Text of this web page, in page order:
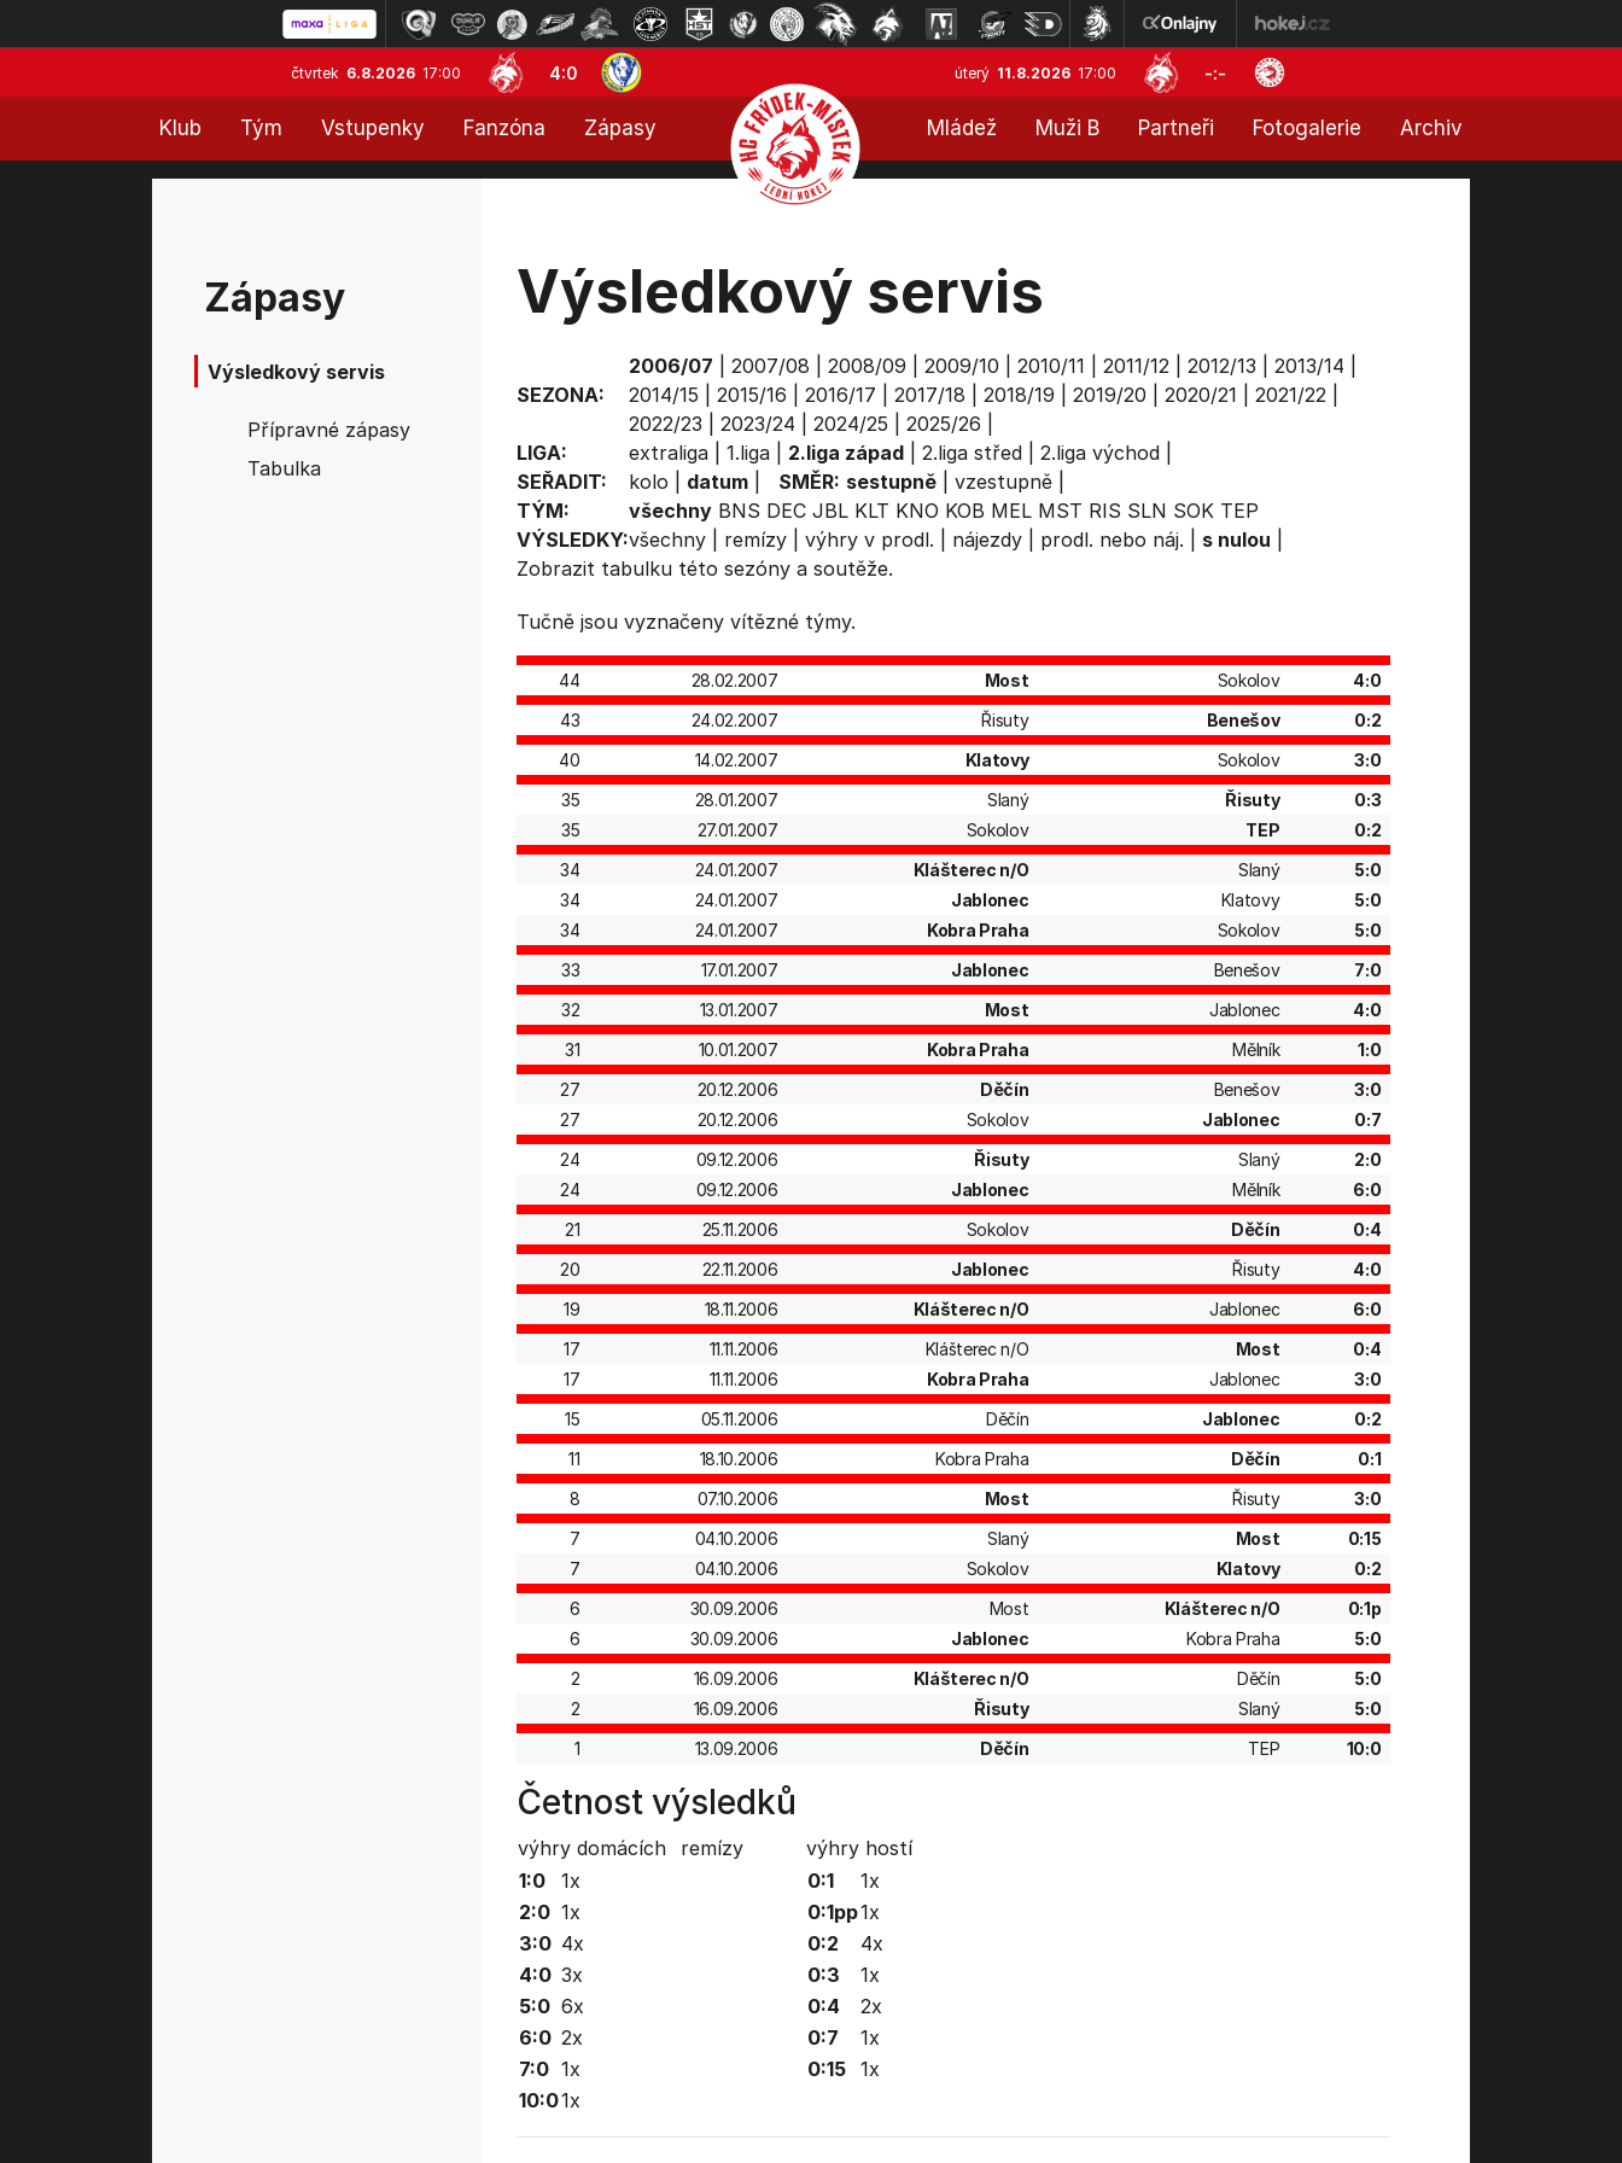
čtvrtek 6.8.2026 17:00 4:0 úterý 11.8.2026 17:00 -:-
Klub Tým Vstupenky Fanzóna Zápasy Mládež Muži B Partneři Fotogalerie Archiv
Zápasy
Výsledkový servis
Přípravné zápasy
Tabulka
Výsledkový servis
SEZONA:
2006/07 2007/08 2008/09 2009/10 2010/11 2011/12| 2012/13 2013/14
2014/15
2015/16 2016/17 2017/18 2018/19 2019/20 2020/21 2021/22|
2022/23
2023/24 2024/25 2025/26
LIGA:
extraliga| 1.liga| 2.liga západ| 2.liga střed| 2.liga východ|
SEŘADIT:
kolo datum| SMĚR: sestupně| vzestupně|
TÝM:
všechny BNS DEC JBL KLT KNO KOB MEL MST RIS SLN SOK TEP
VÝSLEDKY:všechny| remízy| výhry v prodl. nájezdy| prodl. nebo náj. s nulou
Zobrazit tabulkutéto sezóny a soutěže.
Tučně jsou vyznačeny vítězné týmy.
44 28.02.2007 Most Sokolov
4:0
43
24.02.2007 Řisuty Benešov
0:2
40
14.02.2007 Klatovy Sokolov
3:0
35
28.01.2007 Slaný Řisuty
0:3
35
27.01.2007 Sokolov TEP
0:2
34
24.01.2007 Klášterec n/O Slaný
5:0
34
24.01.2007 Jablonec Klatovy
5:0
34
24.01.2007 Kobra Praha Sokolov
5:0
33
17.01.2007 Jablonec Benešov
7:0
32
13.01.2007 Most Jablonec
4:0
31
10.01.2007 Kobra Praha Mělník
1:0
27
20.12.2006 Děčín Benešov
3:0
27
20.12.2006 Sokolov Jablonec
0:7
24
09.12.2006 Řisuty Slaný
2:0
24
09.12.2006 Jablonec Mělník
6:0
21
25.11.2006 Sokolov Děčín
0:4
20
22.11.2006 Jablonec Řisuty
4:0
19
18.11.2006 Klášterec n/O Jablonec
6:0
17
11.11.2006 Klášterec n/O Most
0:4
17
11.11.2006 Kobra Praha Jablonec
3:0
15
05.11.2006 Děčín Jablonec
0:2
11
18.10.2006 Kobra Praha Děčín
0:1
8
07.10.2006 Most Řisuty
3:0
7
04.10.2006 Slaný Most
0:15
7
04.10.2006 Sokolov Klatovy
0:2
6
30.09.2006 Most Klášterec n/O
0:1p
6
30.09.2006 Jablonec Kobra Praha
5:0
2
16.09.2006 Klášterec n/O Děčín
5:0
2
16.09.2006 Řisuty Slaný
5:0
1
13.09.2006 Děčín TEP 10:0
Četnost výsledků
výhry domácích remízy
výhry hostí
1:0
1x
2:0 1x
3:0 4x
4:0 3x
5:0 6x
6:0 2x
7:0 1x
10:01x
0:1
1x
0:1pp1x
0:2
4x
0:3
1x
0:4
2x
0:7
1x
0:15
1x